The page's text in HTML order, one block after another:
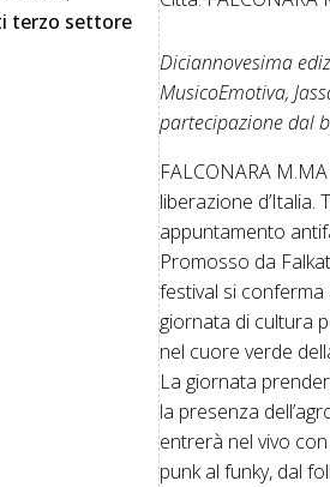
terzo settore
Diciannovesima
MusicoEmotiva,
partecipazione dal
FALCONARA
liberazione d’Italia.
appuntamento
Promosso da
festival si
giornata di cultura
nel cuore verde
La giornata
la presenza
entrerà nel vivo
punk al funky, dal